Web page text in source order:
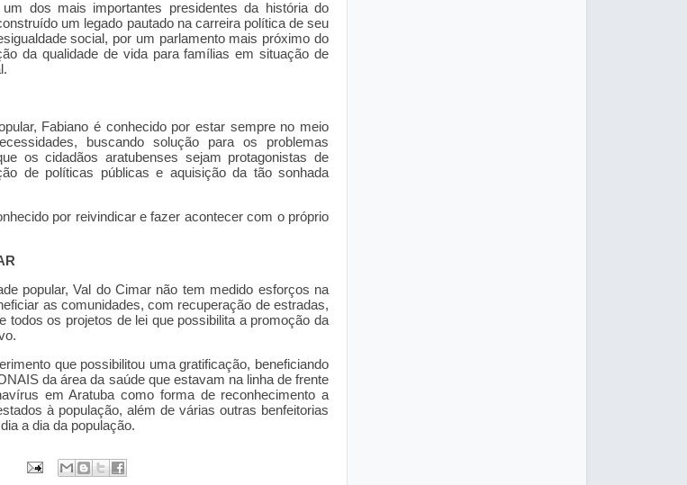
dos mais importantes presidentes da história do
um legado pautado na carreira política de seu
social, por um parlamento mais próximo do
da qualidade de vida para famílias em situação de
Fabiano é conhecido por estar sempre no meio
buscando solução para os problemas
os cidadãos aratubenses sejam protagonistas de
de políticas públicas e aquisição da tão sonhada
por reivindicar e fazer acontecer com o próprio
popular, Val do Cimar não tem medido esforços na
as comunidades, com recuperação de estradas,
todos os projetos de lei que possibilita a promoção da
que possibilitou uma gratificação, beneficiando
da área da saúde que estavam na linha de frente
em Aratuba como forma de reconhecimento a
à população, além de várias outras benfeitorias
a dia da população.